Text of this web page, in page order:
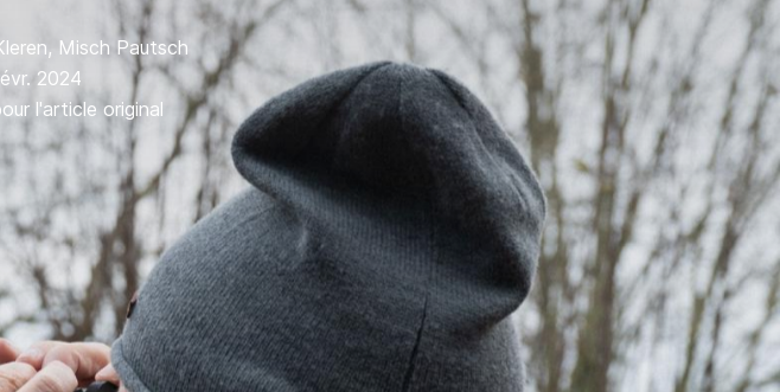
, Misch Pautsch
2024
l'article original